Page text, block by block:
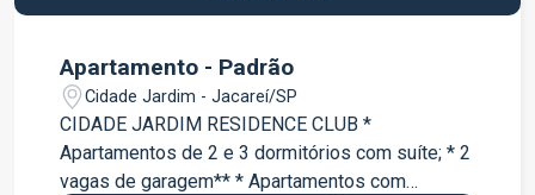
Apartamento - Padrão
Cidade Jardim - Jacareí/SP
CIDADE JARDIM RESIDENCE CLUB *
Apartamentos de 2 e 3 dormitórios com suíte; * 2
vagas de garagem** * Apartamentos com